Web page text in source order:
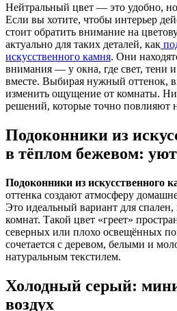
Нейтральный цвет — это удобно, но
Если вы хотите, чтобы интерьер
стоит обратить внимание на
актуально для таких деталей, как
искусственного камня. Они
внимания — у окна, где свет, тени
вместе. Выбирая нужный оттенок,
изменить ощущение от комнаты.
решений, которые точно повлияют
Подоконники из
в тёплом бежевом:
Подоконники из искусственного
оттенка создают атмосферу
Это идеальный вариант для
комнат. Такой цвет «греет»
северных или плохо освещённых
сочетается с деревом, белыми и
натуральным текстилем.
Холодный серый:
воздух